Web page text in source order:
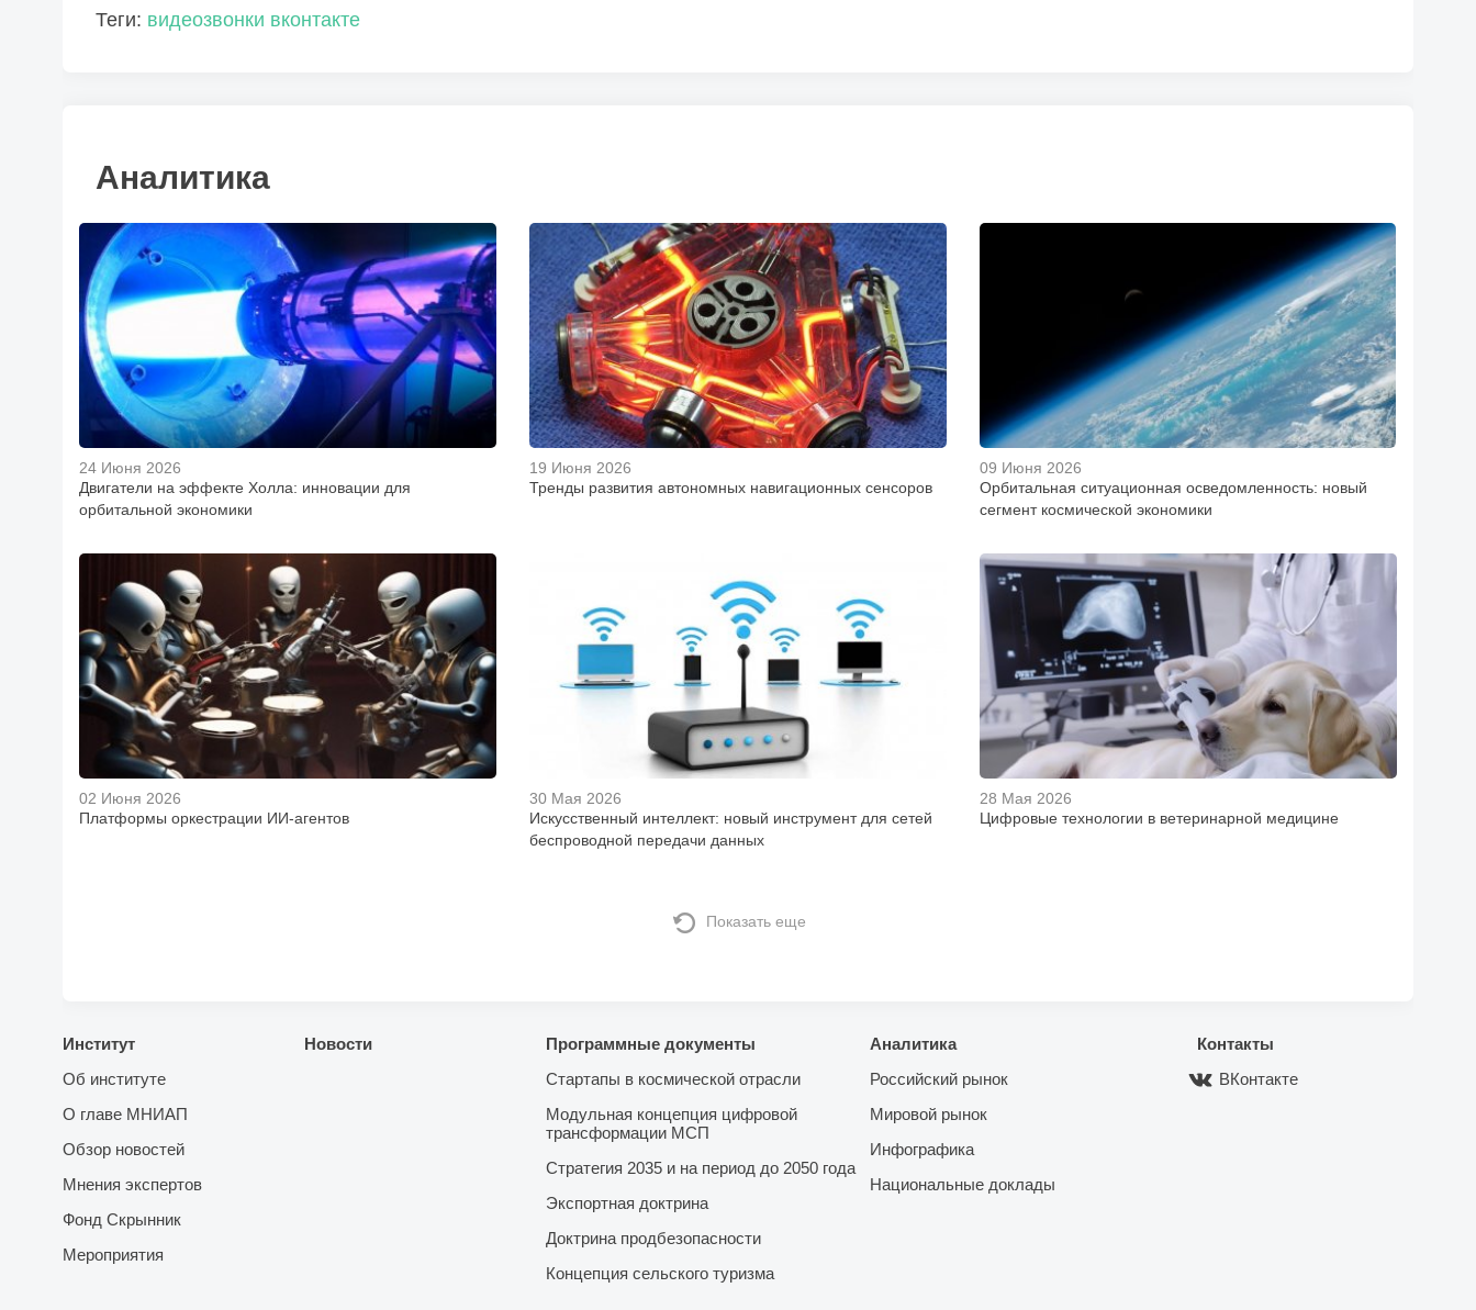
Теги: видеозвонки вконтакте
Аналитика
24 Июня 2026
Двигатели на эффекте Холла: инновации для
орбитальной экономики
19 Июня 2026
Тренды развития автономных навигационных сенсоров
09 Июня 2026
Орбитальная ситуационная осведомленность: новый
сегмент космической экономики
02 Июня 2026
Платформы оркестрации ИИ-агентов
30 Мая 2026
Искусственный интеллект: новый инструмент для сетей
беспроводной передачи данных
28 Мая 2026
Цифровые технологии в ветеринарной медицине
Показать еще
Институт
Об институте
О главе МНИАП
Обзор новостей
Мнения экспертов
Фонд Скрынник
Мероприятия
Новости
Программные документы
Стартапы в космической отрасли
Модульная концепция цифровой
трансформации МСП
Стратегия 2035 и на период до 2050 года
Экспортная доктрина
Доктрина продбезопасности
Концепция сельского туризма
Аналитика
Российский рынок
Мировой рынок
Инфографика
Национальные доклады
Контакты
ВКонтакте